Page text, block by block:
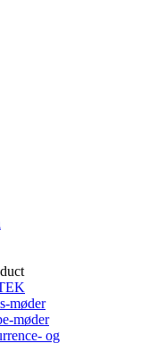
møder
møder
og